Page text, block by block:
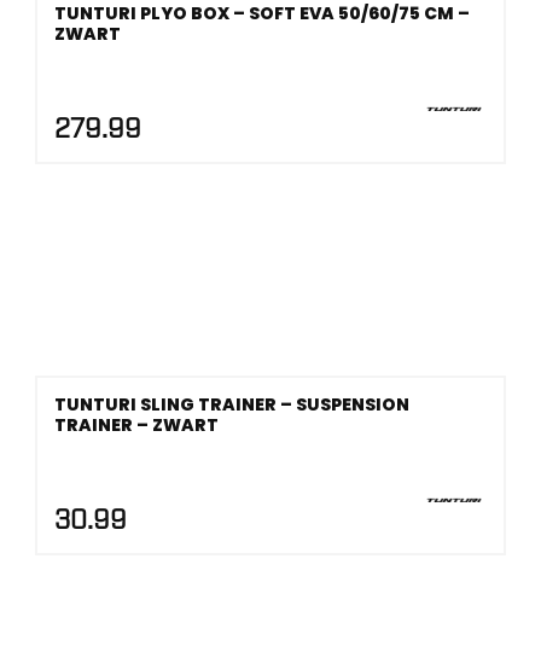
TUNTURI PLYO BOX – SOFT EVA 50/60/75 CM –
ZWART
279.99
TUNTURI SLING TRAINER – SUSPENSION
TRAINER – ZWART
30.99